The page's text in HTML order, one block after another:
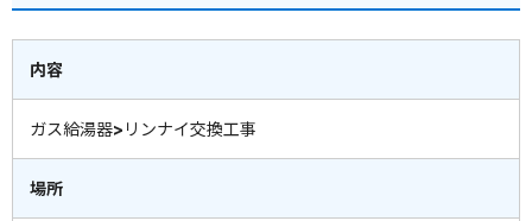
内容
ガス給湯器>リンナイ交換工事
場所